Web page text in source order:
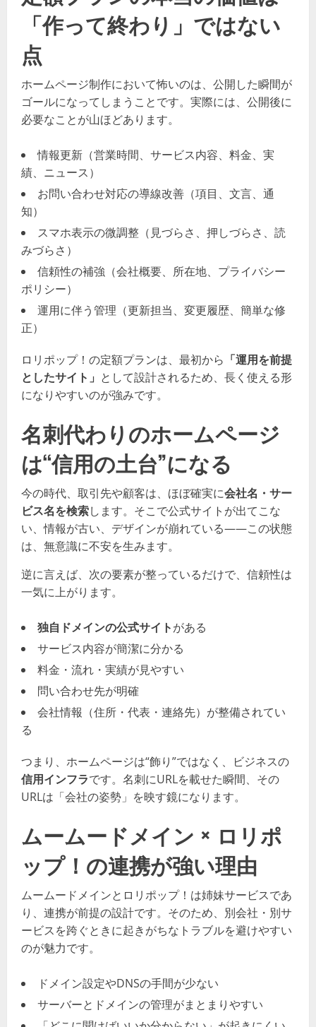
「作って終わり」ではない
点
ホームページ制作において怖いのは、公開した瞬間が
ゴールになってしまうことです。実際には、公開後に
必要なことが山ほどあります。
情報更新（営業時間、サービス内容、料金、実
績、ニュース）
お問い合わせ対応の導線改善（項目、文言、通
知）
スマホ表示の微調整（見づらさ、押しづらさ、読
みづらさ）
信頼性の補強（会社概要、所在地、プライバシー
ポリシー）
運用に伴う管理（更新担当、変更履歴、簡単な修
正）
ロリポップ！の定額プランは、最初から 「運用を前提
としたサイト」 として設計されるため、長く使える形
になりやすいのが強みです。
名刺代わりのホームページ
は“信用の土台”になる
今の時代、取引先や顧客は、ほぼ確実に会社名・サー
ビス名を検索します。そこで公式サイトが出てこな
い、情報が古い、デザインが崩れている——この状態
は、無意識に不安を生みます。
逆に言えば、次の要素が整っているだけで、信頼性は
一気に上がります。
独自ドメインの公式サイトがある
サービス内容が簡潔に分かる
料金・流れ・実績が見やすい
問い合わせ先が明確
会社情報（住所・代表・連絡先）が整備されてい
る
つまり、ホームページは“飾り”ではなく、ビジネスの
信用インフラです。名刺にURLを載せた瞬間、その
URLは「会社の姿勢」を映す鏡になります。
ムームードメイン × ロリポ
ップ！の連携が強い理由
ムームードメインとロリポップ！は姉妹サービスであ
り、連携が前提の設計です。そのため、別会社・別サ
ービスを跨ぐときに起きがちなトラブルを避けやすい
のが魅力です。
ドメイン設定やDNSの手間が少ない
サーバーとドメインの管理がまとまりやすい